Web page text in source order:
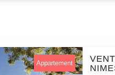
Appartement